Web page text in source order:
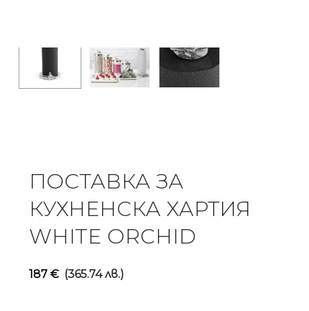
ПОСТАВКА ЗА
КУХНЕНСКА ХАРТИЯ
WHITE ORCHID
187 € (365.74 лв.)